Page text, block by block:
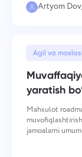
Artyom
Agil va
yaratish
Mahsulot
jamoalarni
Ism
Telefon
Iltimos,
yozing,
xizmat
Funktsiya